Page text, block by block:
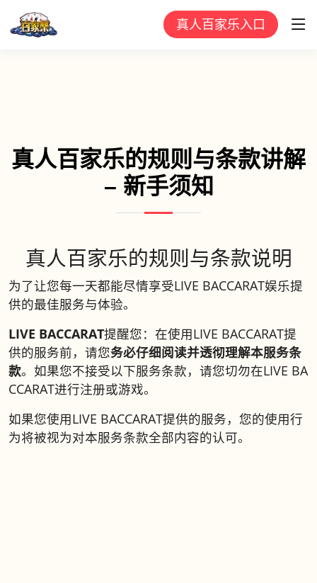
真人百家乐入口
真人百家乐的规则与条款讲解
– 新手须知
真人百家乐的规则与条款说明
为了让您每一天都能尽情享受LIVE BACCARAT娱乐提
供的最佳服务与体验。
LIVE BACCARAT提醒您：在使用LIVE BACCARAT提
供的服务前，请您务必仔细阅读并透彻理解本服务条
款。如果您不接受以下服务条款，请您切勿在LIVE BA
CCARAT进行注册或游戏。
如果您使用LIVE BACCARAT提供的服务，您的使用行
为将被视为对本服务条款全部内容的认可。